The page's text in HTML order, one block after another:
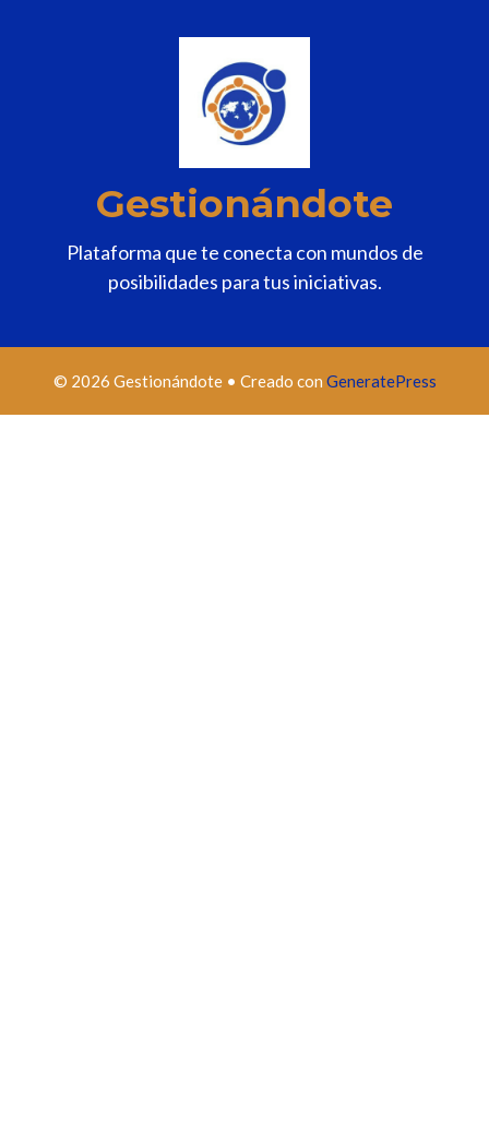
Gestionándote
Plataforma que te conecta con mundos de
posibilidades para tus iniciativas.
© 2026 Gestionándote• Creado con GeneratePress